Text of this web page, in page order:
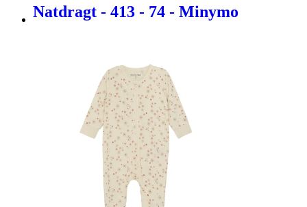
Natdragt - 413 - 74 - Minymo